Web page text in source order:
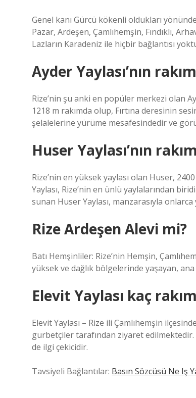
Genel kanı Gürcü kökenli oldukları
Pazar, Ardeşen, Çamlıhemşin, Fındıklı,
Lazların Karadeniz ile hiçbir bağlantısı
Ayder Yaylası’nın
Rize’nin şu anki en popüler merkezi olan
1218 m rakımda olup, Fırtına deresinin
şelalelerine yürüme mesafesindedir ve
Huser Yaylası’nın
Rize’nin en yüksek yaylası olan Huser,
Yaylası, Rize’nin en ünlü yaylalarından
sunan Huser Yaylası, manzarasıyla
Rize Ardeşen Alevi mi?
Batı Hemşinliler: Rize’nin Hemşin,
yüksek ve dağlık bölgelerinde yaşayan,
Elevit Yaylası kaç
Elevit Yaylası – Rize ili Çamlıhemşin
gurbetçiler tarafından ziyaret edilmektedir.
de ilgi çekicidir.
Tavsiyeli Bağlantılar: Basın Sözcüsü Ne Iş